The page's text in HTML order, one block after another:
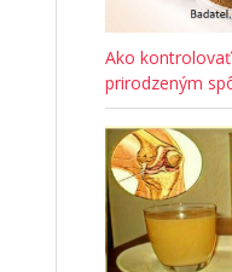
Ako
prirodzeným